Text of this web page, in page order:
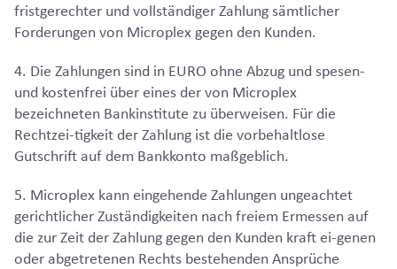
fristgerechter und vollständiger Zahlung sämtlicher
Forderungen von Microplex gegen den Kunden.
4. Die Zahlungen sind in EURO ohne Abzug und spesen-
und kostenfrei über eines der von Microplex
bezeichneten Bankinstitute zu überweisen. Für die
Rechtzei-tigkeit der Zahlung ist die vorbehaltlose
Gutschrift auf dem Bankkonto maßgeblich.
5. Microplex kann eingehende Zahlungen ungeachtet
gerichtlicher Zuständigkeiten nach freiem Ermessen auf
die zur Zeit der Zahlung gegen den Kunden kraft ei-genen
oder abgetretenen Rechts bestehenden Ansprüche